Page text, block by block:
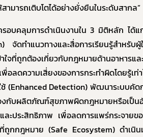
มารถเติบโตได้อย่างยั่งยืนในระดับสากล”
บคลุมการดำเนินงานใน3 มิติหลัก ได้แ
จัดทำแนวทางและสื่อการเรียนรู้สำหรั
ใจที่ถูกต้องเกี่ยวกับกฎหมายด้านอาหาร
ลดความเสี่ยงของการกระทำผิดโดยรู้เ
(Enhanced Detection) พัฒนาระบบคัดก
งกับผลิตภัณฑ์สุขภาพผิดกฎหมายหรือเป็
ะประสิทธิภาพ เพื่อลดการแพร่กระจายข
ถูกกฎหมาย (Safe Ecosystem) ดำเนิ